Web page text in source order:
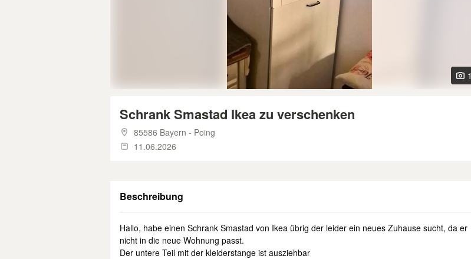
1
Schrank Smastad Ikea zu verschenken
85586 Bayern - Poing
11.06.2026
Beschreibung
Hallo, habe einen Schrank Smastad von Ikea übrig der leider ein neues Zuhause sucht, da er
nicht in die neue Wohnung passt.
Der untere Teil mit der kleiderstange ist ausziehbar